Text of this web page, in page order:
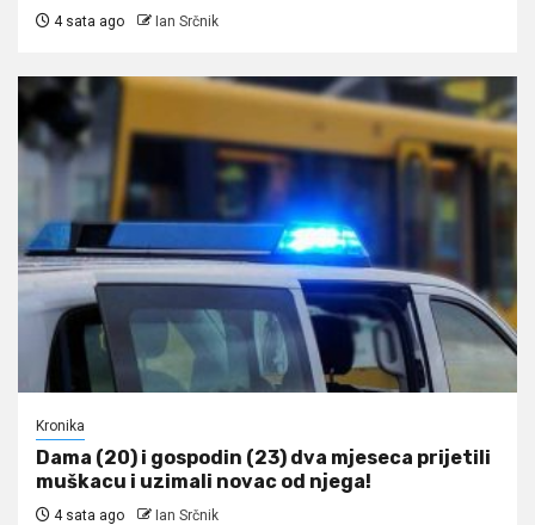
4 sata ago Ian Srčnik
Kronika
Dama (20) i gospodin (23) dva mjeseca prijetili
muškacu i uzimali novac od njega!
4 sata ago Ian Srčnik